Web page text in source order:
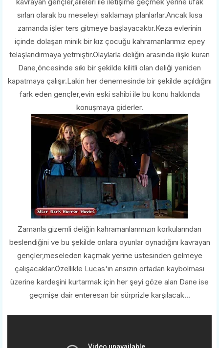
sırları olarak bu meseleyi saklamayı planlarlar.Ancak kısa
zamanda işler ters gitmeye başlayacaktır.Keza evlerinin
içinde dolaşan minik bir kız çocuğu kahramanlarımız epey
telaşlandırmaya yetmiştir.Olaylarla deliğin arasında ilişki kuran
Dane,öncesinde sıkı bir şekilde kilitli olan deliği yeniden
kapatmaya çalışır.Lakin her denemesinde bir şekilde açıldığını
fark eden gençler,evin eski sahibi ile bu konu hakkında
konuşmaya giderler.
Zamanla gizemli deliğin kahramanlarımızın korkularından
beslendiğini ve bu şekilde onlara oyunlar oynadığını kavrayan
gençler,meseleden kaçmak yerine üstesinden gelmeye
çalışacaklar.Özellikle Lucas'ın ansızın ortadan kaybolması
üzerine kardeşini kurtarmak için her şeyi göze alan Dane ise
geçmişe dair enteresan bir sürprizle karşılacak...